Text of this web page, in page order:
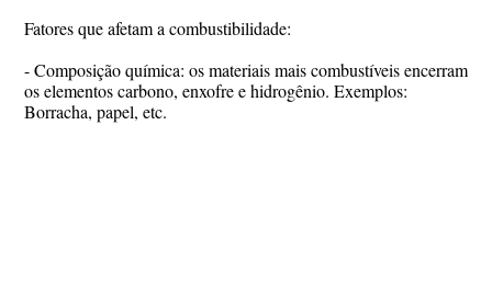
Fatores que afetam a combustibilidade:
- Composição química: os materiais mais combustíveis encerram
os elementos carbono, enxofre e hidrogênio. Exemplos:
Borracha, papel, etc.